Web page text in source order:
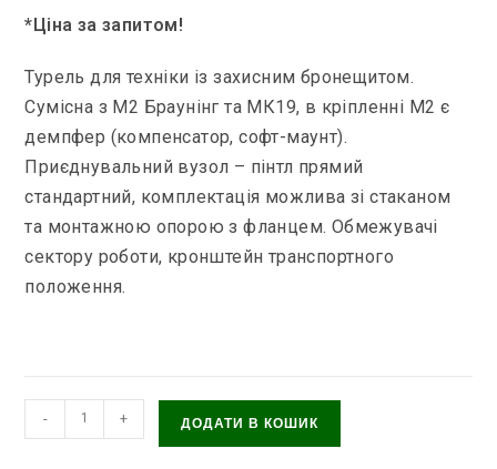
*Ціна за запитом!
Турель для техніки із захисним бронещитом.
Сумісна з М2 Браунінг та МК19, в кріпленні М2 є
демпфер (компенсатор, софт-маунт).
Приєднувальний вузол – пінтл прямий
стандартний, комплектація можлива зі стаканом
та монтажною опорою з фланцем. Обмежувачі
сектору роботи, кронштейн транспортного
положення.
для
- + ДОДАТИ В КОШИК